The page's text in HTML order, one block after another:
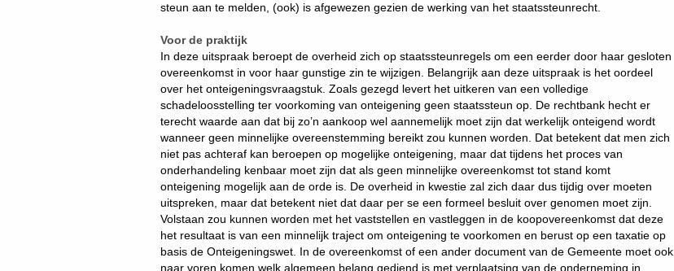
steun aan te melden, (ook) is afgewezen gezien de werking van het staatssteunrecht.
Voor de praktijk
In deze uitspraak beroept de overheid zich op staatssteunregels om een eerder door haar gesloten
overeenkomst in voor haar gunstige zin te wijzigen. Belangrijk aan deze uitspraak is het oordeel
over het onteigeningsvraagstuk. Zoals gezegd levert het uitkeren van een volledige
schadeloosstelling ter voorkoming van onteigening geen staatssteun op. De rechtbank hecht er
terecht waarde aan dat bij zo’n aankoop wel aannemelijk moet zijn dat werkelijk onteigend wordt
wanneer geen minnelijke overeenstemming bereikt zou kunnen worden. Dat betekent dat men zich
niet pas achteraf kan beroepen op mogelijke onteigening, maar dat tijdens het proces van
onderhandeling kenbaar moet zijn dat als geen minnelijke overeenkomst tot stand komt
onteigening mogelijk aan de orde is. De overheid in kwestie zal zich daar dus tijdig over moeten
uitspreken, maar dat betekent niet dat daar per se een formeel besluit over genomen moet zijn.
Volstaan zou kunnen worden met het vaststellen en vastleggen in de koopovereenkomst dat deze
het resultaat is van een minnelijk traject om onteigening te voorkomen en berust op een taxatie op
basis de Onteigeningswet. In de overeenkomst of een ander document van de Gemeente moet ook
naar voren komen welk algemeen belang gediend is met verplaatsing van de onderneming in